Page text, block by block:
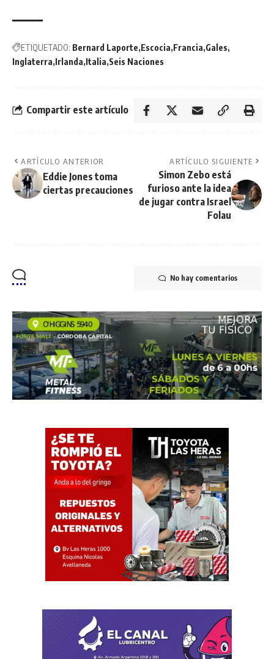
ETIQUETADO: Bernard Laporte Escocia Francia Gales
Inglaterra Irlanda Italia Seis Naciones
Compartir este artículo
ARTÍCULO ANTERIOR
Eddie Jones toma
ciertas precauciones
ARTÍCULO SIGUIENTE
Simon Zebo está
furioso ante la idea
de jugar contra Israel
Folau
No hay comentarios